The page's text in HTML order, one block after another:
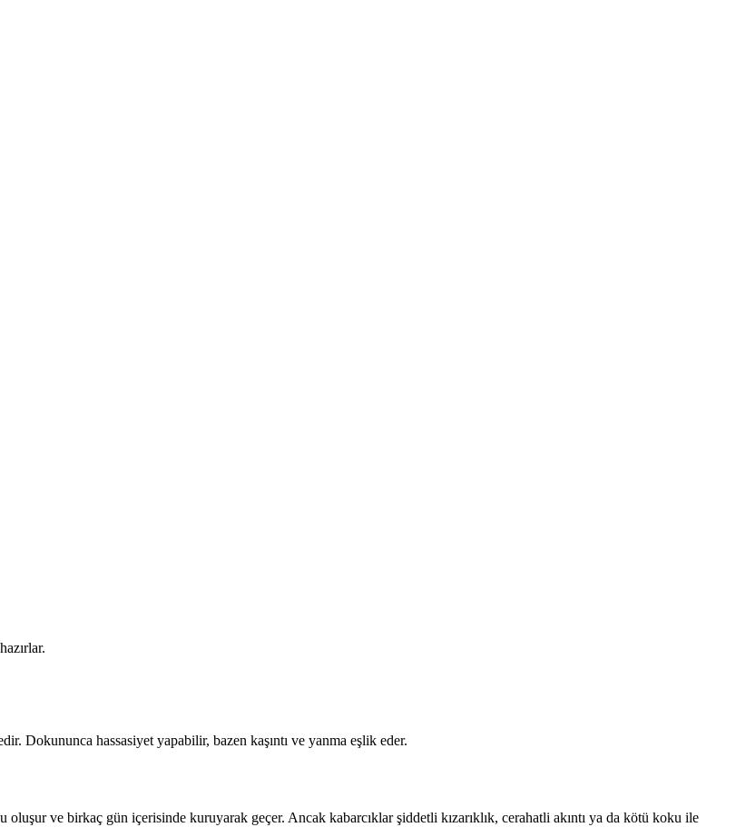
Dokununca hassasiyet yapabilir, bazen kaşıntı ve yanma eşlik eder.
oluşur ve birkaç gün içerisinde kuruyarak geçer. Ancak kabarcıklar şiddetli kızarıklık, cerahatli akıntı ya da kötü koku ile